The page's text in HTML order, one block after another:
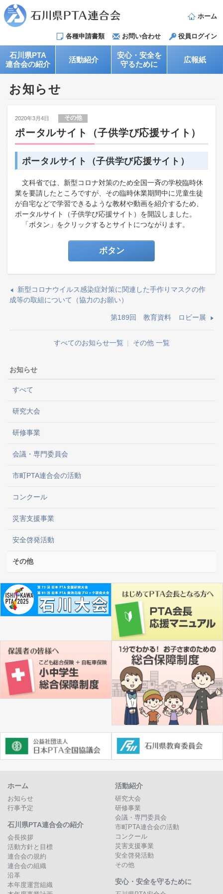
ホーム
各種申請書類 お問い合わせ 役員ログイン
石川県PTA
連合会の紹介
活動紹介
安心・安全を
守るために
広報紙
お知らせ
2020年3月4日 その他
ポータルサイト（子供学び応援サイト）
​ポータルサイト（子供学び応援サイト）
​文科省では、新型コロナ対策のため全国一斉の学校臨時休
業を要請したところですが、その臨時休業期間中に児童生徒
が自宅などで学習できるような教材や動画を紹介するため、
ポータルサイト（子供学び応援サイト）を開設しました。
「ボタン」をクリックするとサイトにつながります。
ボタン
新型コロナウイルス感染症対策に関連した手作りマスクの作
成等の取組について（協力のお願い）
第189回 教育資料 ロビー展
すべてのお知らせ一覧 | その他 一覧
お知らせ
すべて
研究大会
研修事業
会議・専門委員会
市町PTA連合会の活動
コンクール
災害支援事業
安全啓発活動
その他
ホーム
お知らせ
行事予定
石川県PTA連合会の紹介
会長挨拶
活動方針と目標
連合会の規約
連合会の組織
沿革
本年度運営組織
活動紹介
研究大会
研修事業
会議・専門委員会
市町PTA連合会の活動
コンクール
災害支援事業
安全啓発活動
その他
安心・安全を守るために